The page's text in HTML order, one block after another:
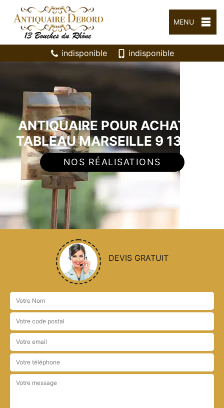
MENU
indisponible indisponible
ANTIQUAIRE POUR ACHAT DE
TABLEAU MARSEILLE 9 13009
NOS RÉALISATIONS
DEVIS GRATUIT